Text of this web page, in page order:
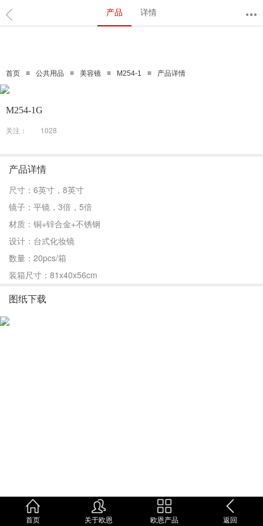
首页 ≡ 公共用品 ≡ 美容镜 ≡ M254-1 ≡ 产品详情
产品 详情
M254-1G
关注：
1028
产品详情
尺寸：6英寸，8英寸
镜子：平镜，3倍，5倍
材质：铜+锌合金+不锈钢
设计：台式化妆镜
数量：20pcs/箱
装箱尺寸：81x40x56cm
图纸下载
首页 关于欧恩 欧恩产品 返回